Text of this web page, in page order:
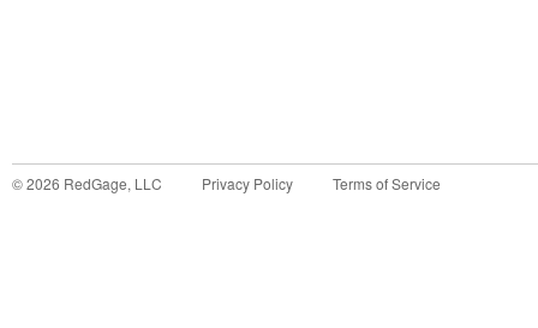
©2026 RedGage, LLC Privacy Policy Terms of Service